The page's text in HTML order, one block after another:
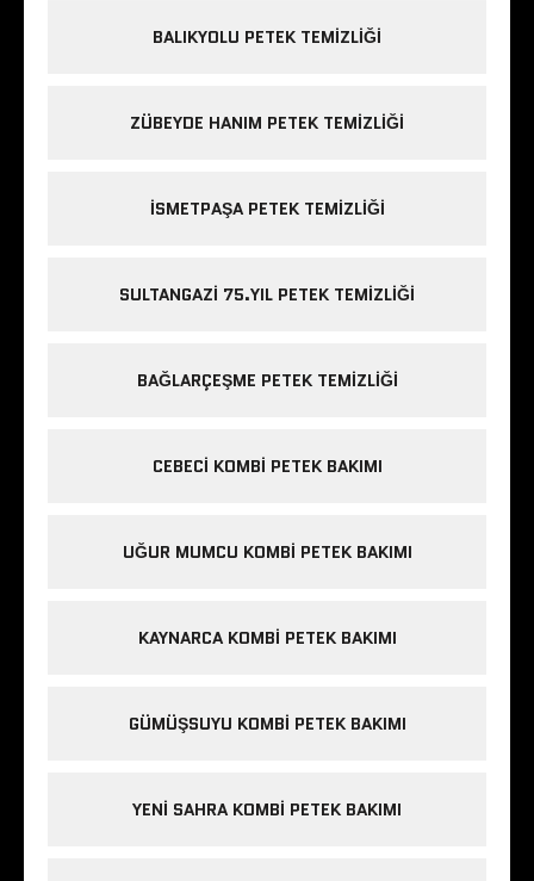
BALIKYOLU PETEK TEMIZLIĞI
ZÜBEYDE HANIM PETEK TEMIZLIĞI
ISMETPAŞA PETEK TEMIZLIĞI
SULTANGAZI 75.YIL PETEK TEMIZLIĞI
BAĞLARÇEŞME PETEK TEMIZLIĞI
CEBECI KOMBI PETEK BAKIMI
UĞUR MUMCU KOMBI PETEK BAKIMI
KAYNARCA KOMBI PETEK BAKIMI
GÜMÜŞSUYU KOMBI PETEK BAKIMI
YENI SAHRA KOMBI PETEK BAKIMI